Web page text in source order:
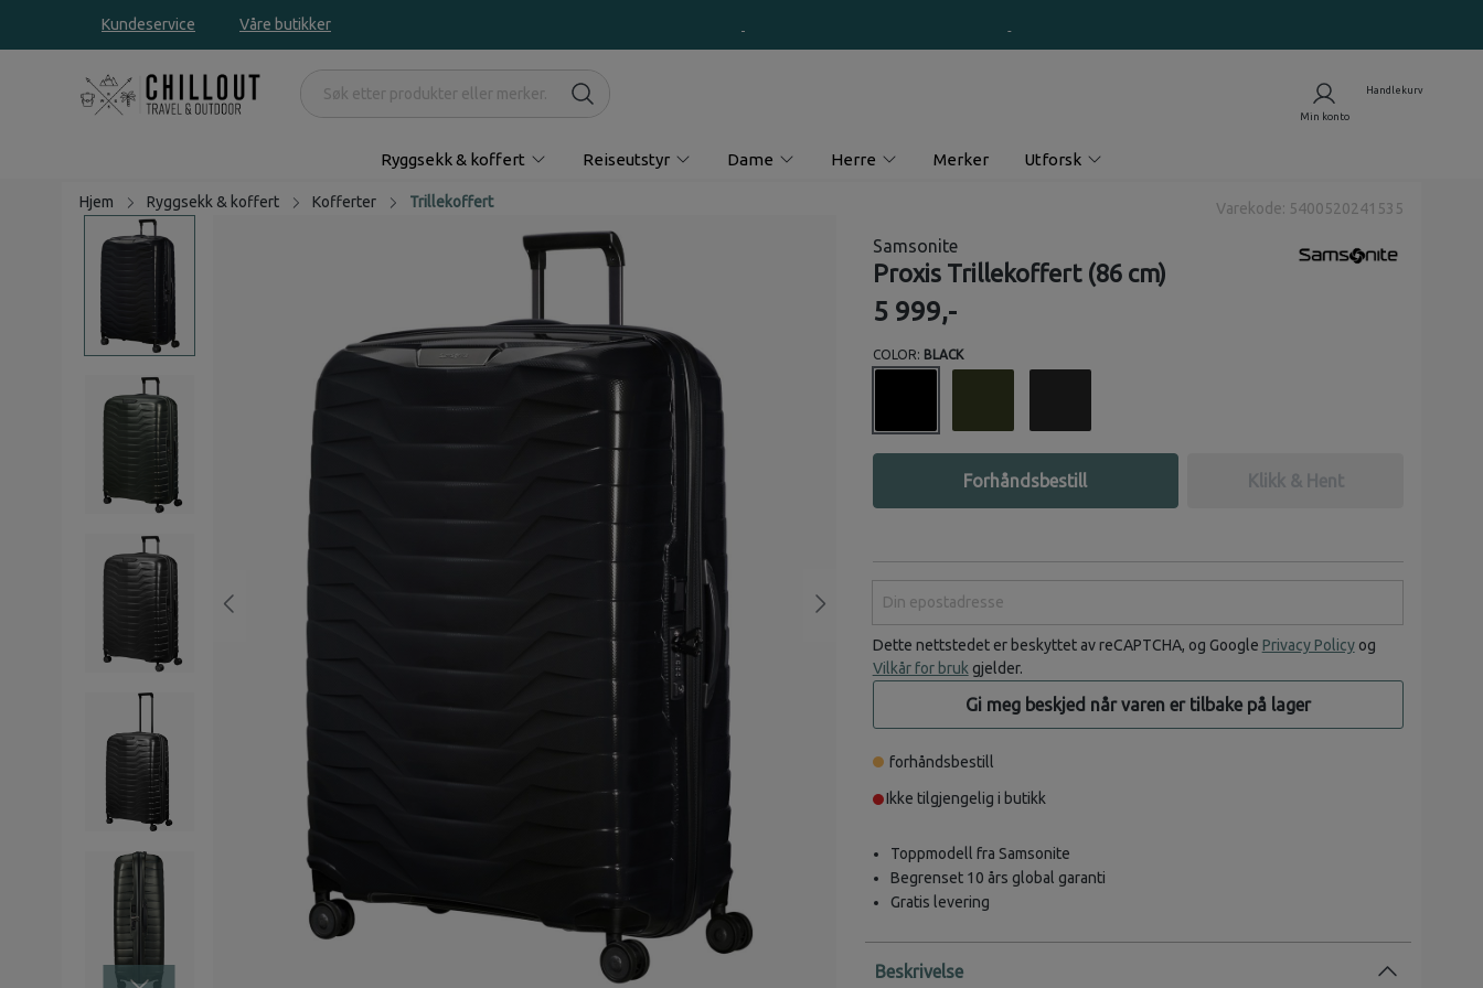
Kundeservice Våre butikker
Ryggsekk & koffert Reiseutstyr Dame Herre Merker Utforsk
Hjem Ryggsekk & koffert Kofferter Trillekoffert Varekode: 5400520241535
Samsonite
Proxis Trillekoffert (86 cm)
5 999,-
COLOR: BLACK
Forhåndsbestill Klikk & Hent
Dette nettstedet er beskyttet av reCAPTCHA, og Google Privacy Policyog
Vilkår for bruk gjelder.
Gi meg beskjed når varen er tilbake på lager
forhåndsbestill
Ikke tilgjengelig i butikk
Toppmodell fra Samsonite
Begrenset 10 års global garanti
Gratis levering
Beskrivelse